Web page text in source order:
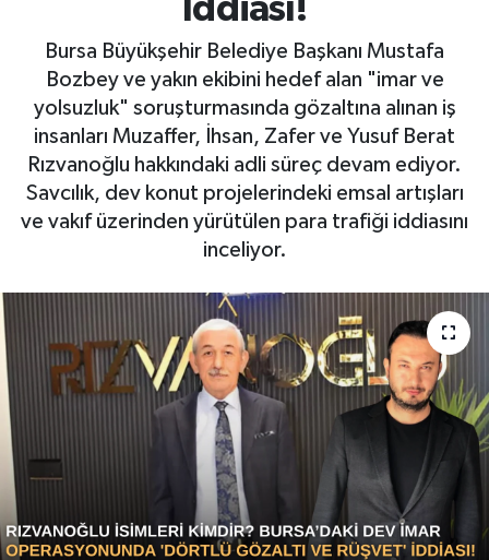
İddiası!
Bursa Büyükşehir Belediye Başkanı Mustafa
Bozbey ve yakın ekibini hedef alan "imar ve
yolsuzluk" soruşturmasında gözaltına alınan iş
insanları Muzaffer, İhsan, Zafer ve Yusuf Berat
Rızvanoğlu hakkındaki adli süreç devam ediyor.
Savcılık, dev konut projelerindeki emsal artışları
ve vakıf üzerinden yürütülen para trafiği iddiasını
inceliyor.
Magazin
Sağlık
Siyaset
Video Galeri